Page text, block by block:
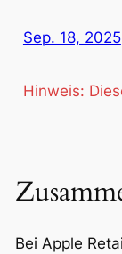
Sep. 18, 2025
Hinweis:
Bei Apple